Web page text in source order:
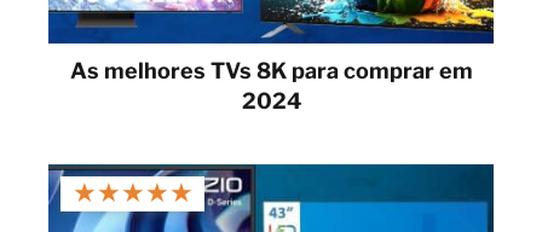
As melhores TVs 8K para comprar em
2024
★★★★★